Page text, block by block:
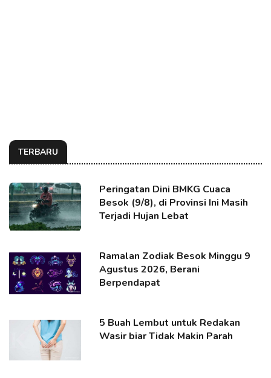
TERBARU
Peringatan Dini BMKG Cuaca
Besok (9/8), di Provinsi Ini Masih
Terjadi Hujan Lebat
Ramalan Zodiak Besok Minggu 9
Agustus 2026, Berani
Berpendapat
5 Buah Lembut untuk Redakan
Wasir biar Tidak Makin Parah